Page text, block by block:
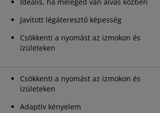
Javított légáteresztő képesség
Csökkenti a nyomást az izmokon és
ízületeken
Csökkenti a nyomást az izmokon és
ízületeken
Adaptív kényelem